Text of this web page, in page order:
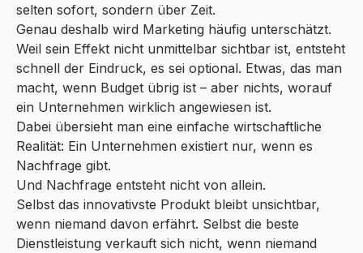
selten sofort, sondern über Zeit.
Genau deshalb wird Marketing häufig unterschätzt.
Weil sein Effekt nicht unmittelbar sichtbar ist, entsteht
schnell der Eindruck, es sei optional. Etwas, das man
macht, wenn Budget übrig ist – aber nichts, worauf
ein Unternehmen wirklich angewiesen ist.
Dabei übersieht man eine einfache wirtschaftliche
Realität: Ein Unternehmen existiert nur, wenn es
Nachfrage gibt.
Und Nachfrage entsteht nicht von allein.
Selbst das innovativste Produkt bleibt unsichtbar,
wenn niemand davon erfährt. Selbst die beste
Dienstleistung verkauft sich nicht, wenn niemand